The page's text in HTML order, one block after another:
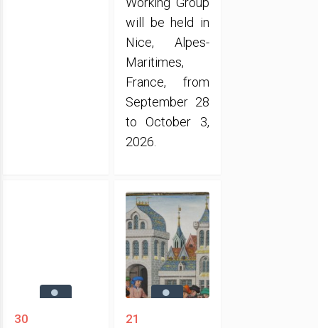
will be held in
Nice, Alpes-
Maritimes,
France, from
September 28
to October 3,
2026.
30
21